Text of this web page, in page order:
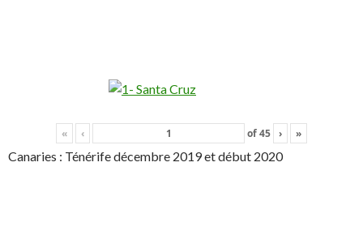
« ‹ of45 › »
Canaries : Ténérife décembre 2019 et début 2020